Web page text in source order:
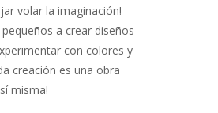
volar la imaginación!
a crear diseños
con colores y
creación es una obra
misma!